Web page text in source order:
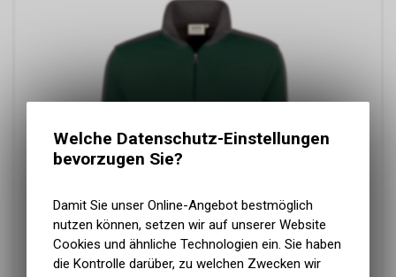
Welche Datenschutz-Einstellungen
bevorzugen Sie?
Damit Sie unser Online-Angebot bestmöglich
nutzen können, setzen wir auf unserer Website
Cookies und ähnliche Technologien ein. Sie haben
die Kontrolle darüber, zu welchen Zwecken wir